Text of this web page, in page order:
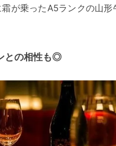
が乗ったA5ランクの山形
との相性も◎